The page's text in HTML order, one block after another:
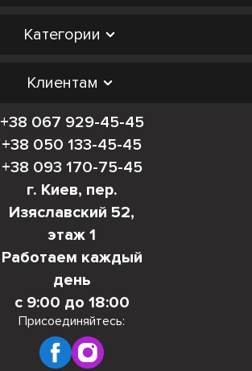
Категории
Клиентам
+38 067 929-45-45
+38 050 133-45-45
+38 093 170-75-45
г. Киев, пер.
Изяславский 52,
этаж 1
Работаем каждый
день
с 9:00 до 18:00
Присоединяйтесь: